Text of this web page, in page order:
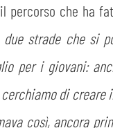
percorso che ha
strade che si
per i giovani:
di creare
così, ancora